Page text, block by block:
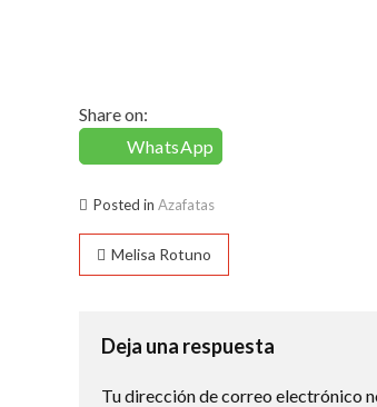
Share on:
WhatsApp
Posted in Azafatas
Navegación
entradas
Melisa Rotuno
Deja una respuesta
Tu dirección de correo electrónico